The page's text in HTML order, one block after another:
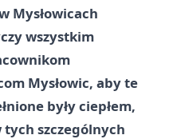
Mysłowicach
wszystkim
Mysłowic, aby te
były ciepłem,
szczególnych